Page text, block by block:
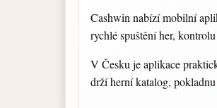
Cashwin nabízí mobilní
rychlé spuštění her,
V Česku je aplikace
drží herní katalog,